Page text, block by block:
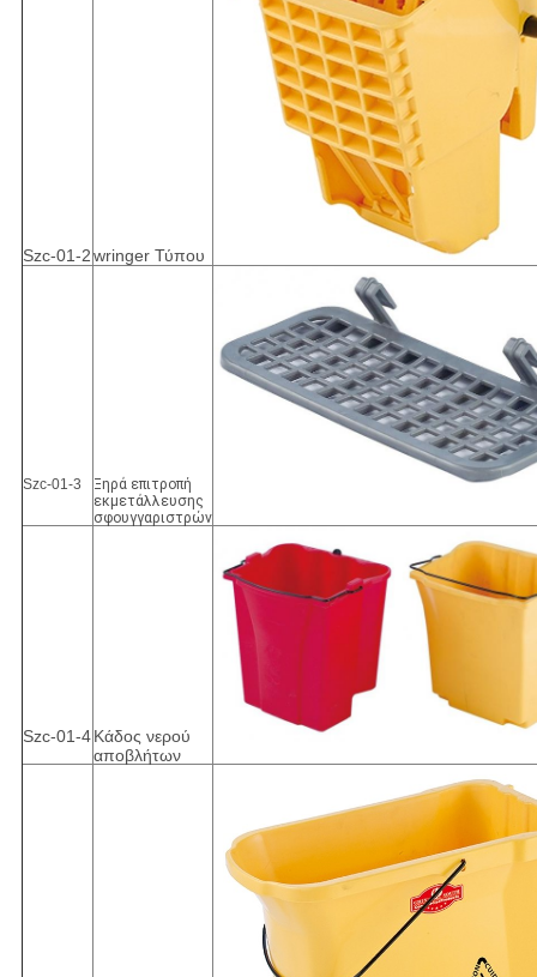
Szc-01-2wringer Τύπου
Szc-01-3
Ξηρά επιτροπή
εκμετάλλευσης
σφουγγαριστρών
Szc-01-4Κάδος νερού
αποβλήτων